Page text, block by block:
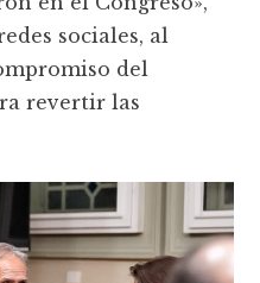
sociales, al
del
revertir las